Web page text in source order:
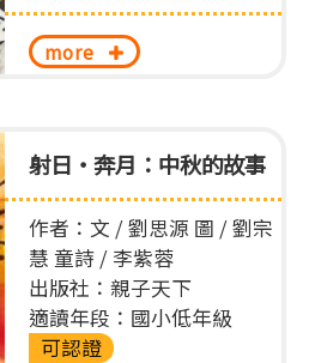
more
射日‧奔月：中秋的故事
作者：文 / 劉思源 圖 / 劉宗
慧 童詩 / 李紫蓉
出版社：親子天下
適讀年段：國小低年級
可認證